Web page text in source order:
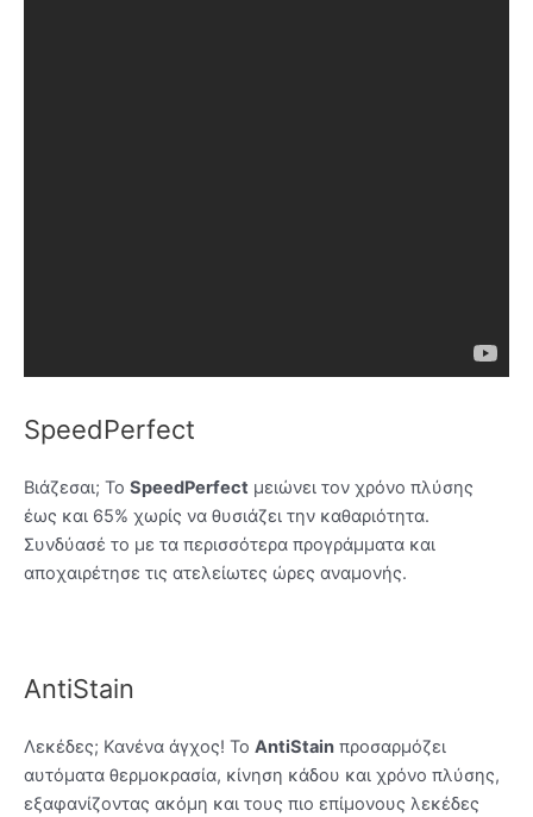
SpeedPerfect
Βιάζεσαι; Το SpeedPerfect μειώνει τον χρόνο πλύσης
έως και 65% χωρίς να θυσιάζει την καθαριότητα.
Συνδύασέ το με τα περισσότερα προγράμματα και
αποχαιρέτησε τις ατελείωτες ώρες αναμονής.
AntiStain
Λεκέδες; Κανένα άγχος! Το AntiStain προσαρμόζει
αυτόματα θερμοκρασία, κίνηση κάδου και χρόνο πλύσης,
εξαφανίζοντας ακόμη και τους πιο επίμονους λεκέδες